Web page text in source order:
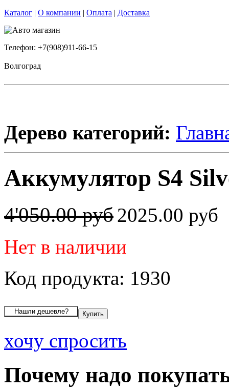
Каталог | О компании | Оплата | Доставка
Телефон: +7(908)911-66-15
Волгоград
Дерево категорий:
Аккумулятор S4
4'050.00 руб2025.00 руб
Нет в наличии
Код продукта: 1930
хочу спросить
Почему надо